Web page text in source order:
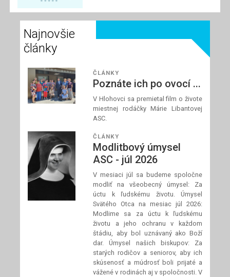
modliť za požehnané
zápasia s chorobou.
Prečítaj si článok
Najnovšie
články
ČLÁNKY
Poznáte ich po ovocí ...
V Hlohovci sa premietal film o živote
miestnej rodáčky Márie Libantovej
ASC.
ČLÁNKY
Modlitbový úmysel
ASC - júl 2026
V mesiaci júl sa budeme spoločne
modliť na všeobecný úmysel: Za
úctu k ľudskému životu. Úmysel
Svätého Otca na mesiac júl 2026:
Modlime sa za úctu k ľudskému
životu a jeho ochranu v každom
štádiu, aby bol uznávaný ako Boží
dar. Úmysel našich biskupov: Za
starých rodičov a seniorov, aby ich
skúsenosť a múdrosť boli prijaté a
vážené v rodinách aj v spoločnosti. V